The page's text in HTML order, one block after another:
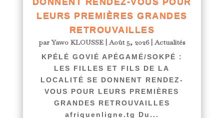
LEURS PREMIÈRES GRANDES
RETROUVAILLES
parYawo KLOUSSE|Août 5, 2026|Actualités
KPÉLÉ GOVIÉ APÉGAMÉ/SOKPÉ :
LES FILLES ET FILS DE LA
LOCALITÉ SE DONNENT RENDEZ-
VOUS POUR LEURS PREMIÈRES
GRANDES RETROUVAILLES
afriquenligne.tg Du...